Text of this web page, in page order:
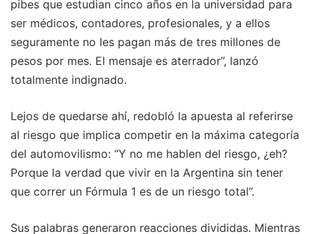
pibes que estudian cinco años en la universidad para
ser médicos, contadores, profesionales, y a ellos
seguramente no les pagan más de tres millones de
pesos por mes. El mensaje es aterrador”, lanzó
totalmente indignado.
Lejos de quedarse ahí, redobló la apuesta al referirse
al riesgo que implica competir en la máxima categoría
del automovilismo: “Y no me hablen del riesgo, ¿eh?
Porque la verdad que vivir en la Argentina sin tener
que correr un Fórmula 1 es de un riesgo total”.
Sus palabras generaron reacciones divididas. Mientras